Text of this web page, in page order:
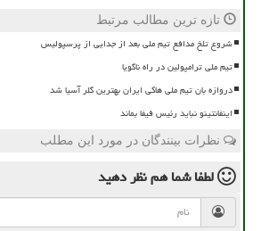
تازه ترین مطالب مرتبط
شروع تلخ مدافع تیم ملی بعد از جدایی از پرسپولیس
تیم ملی ترامپولین در راه ناگویا
دروازه بان تیم ملی هاکی ایران بهترین گلر آسیا شد
اینفانتینو نباید رئیس فیفا بماند
نظرات بینندگان در مورد این مطلب
لطفا شما همنظر دهید